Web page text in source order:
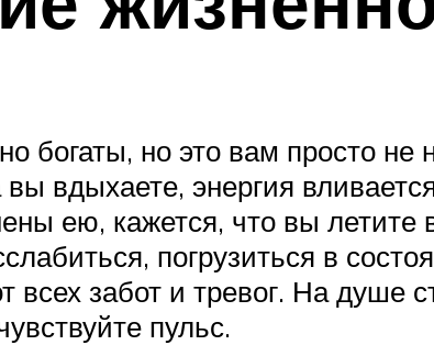
богаты, но это вам просто не
вдыхаете, энергия
ею, кажется, что вы
погрузиться в
всех забот и тревог. На душе
пульс.